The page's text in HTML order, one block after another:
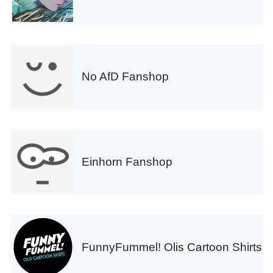
No AfD Fanshop
Einhorn Fanshop
FunnyFummel! Olis Cartoon Shirts